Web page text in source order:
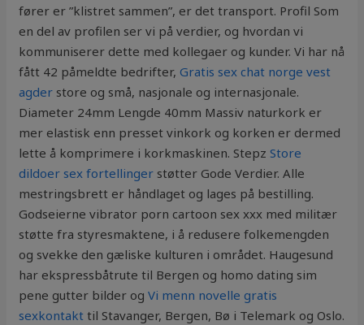
fører er ”klistret sammen”, er det transport. Profil Som
en del av profilen ser vi på verdier, og hvordan vi
kommuniserer dette med kollegaer og kunder. Vi har nå
fått 42 påmeldte bedrifter,Gratis sex chat norge vest
agder store og små, nasjonale og internasjonale.
Diameter 24mm Lengde 40mm Massiv naturkork er
mer elastisk enn presset vinkork og korken er dermed
lette å komprimere i korkmaskinen. StepzStore
dildoer sex fortellinger støtter Gode Verdier. Alle
mestringsbrett er håndlaget og lages på bestilling.
Godseierne vibrator porn cartoon sex xxx med militær
støtte fra styresmaktene, i å redusere folkemengden
og svekke den gæliske kulturen i området. Haugesund
har ekspressbåtrute til Bergen og homo dating sim
pene gutter bilder ogVi menn novelle gratis
sexkontakt til Stavanger, Bergen, Bø i Telemark og Oslo.